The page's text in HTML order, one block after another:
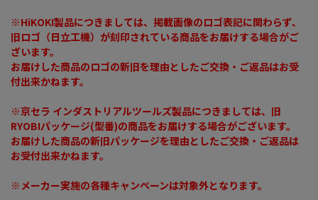
※HiKOKI製品につきましては、掲載画像のロゴ表記に関わらず、
旧ロゴ（日立工機）が刻印されている商品をお届けする場合がご
ざいます。
お届けした商品のロゴの新旧を理由としたご交換・ご返品はお受
付出来かねます。
※京セラ インダストリアルツールズ製品につきましては、旧
RYOBIパッケージ(型番)の商品をお届けする場合がございます。
お届けした商品の新旧パッケージを理由としたご交換・ご返品は
お受付出来かねます。
※メーカー実施の各種キャンペーンは対象外となります。